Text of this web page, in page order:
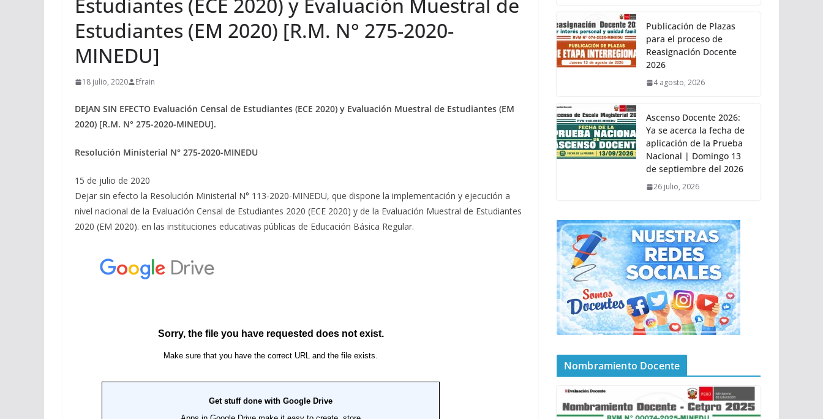
Estudiantes (ECE 2020) y Evaluación Muestral de
Estudiantes (EM 2020) [R.M. N° 275-2020-
MINEDU]
18 julio, 2020 Efrain
DEJAN SIN EFECTO Evaluación Censal de Estudiantes (ECE 2020) y Evaluación Muestral de Estudiantes (EM
2020) [R.M. N° 275-2020-MINEDU].
Resolución Ministerial N° 275-2020-MINEDU
15 de julio de 2020
Dejar sin efecto la Resolución Ministerial N° 113-2020-MINEDU, que dispone la implementación y ejecución a
nivel nacional de la Evaluación Censal de Estudiantes 2020 (ECE 2020) y de la Evaluación Muestral de Estudiantes
2020 (EM 2020). en las instituciones educativas públicas de Educación Básica Regular.
Publicación de Plazas
para el proceso de
Reasignación Docente
2026
4 agosto, 2026
Ascenso Docente 2026:
Ya se acerca la fecha de
aplicación de la Prueba
Nacional | Domingo 13
de septiembre del 2026
26 julio, 2026
Nombramiento Docente